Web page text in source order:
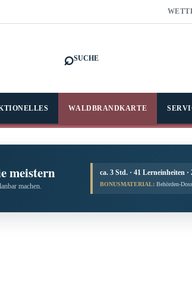
⌕SUCHE
WALDBRANDKARTE
meistern
machen.
ca. 3 Std. · 41 Lerneinheiten
BONUSMATERIAL: Behörden-